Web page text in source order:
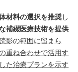
材料の選択を推奨し
補綴医療技術を提供
影の範囲に留まら
重ね合わせで活用す
た治療プランを示す